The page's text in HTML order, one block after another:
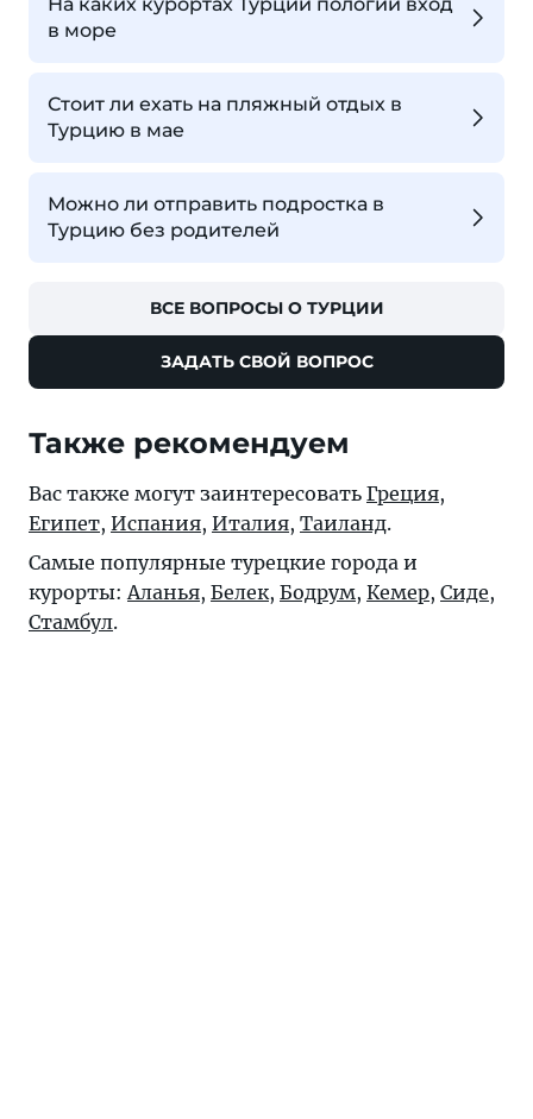
в море
Стоит ли ехать на пляжный отдых в
Турцию в мае
Можно ли отправить подростка в
Турцию без родителей
ВСЕ ВОПРОСЫ О ТУРЦИИ
ЗАДАТЬ СВОЙ ВОПРОС
Также рекомендуем
Вас также могут заинтересовать Греция,
Египет, Испания, Италия, Таиланд.
Самые популярные турецкие города и
курорты:Аланья, Белек, Бодрум, Кемер, Сиде,
Стамбул.